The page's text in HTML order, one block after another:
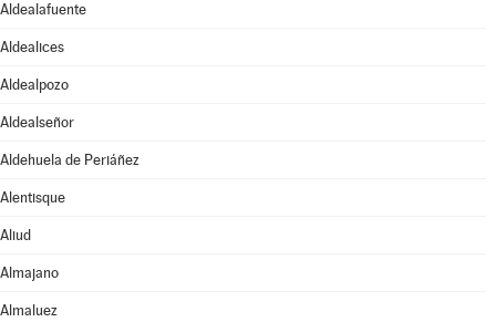
Aldealafuente
Aldealices
Aldealpozo
Aldealseñor
Aldehuela de Periáñez
Alentisque
Aliud
Almajano
Almaluez